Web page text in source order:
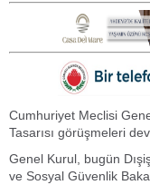
Cumhuriyet Meclisi
Tasarısı görüşmeleri
Genel Kurul, bugün
ve Sosyal Güvenlik